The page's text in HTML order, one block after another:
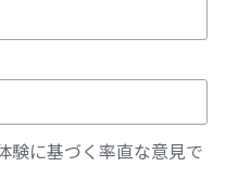
験に基づく率直な意見で